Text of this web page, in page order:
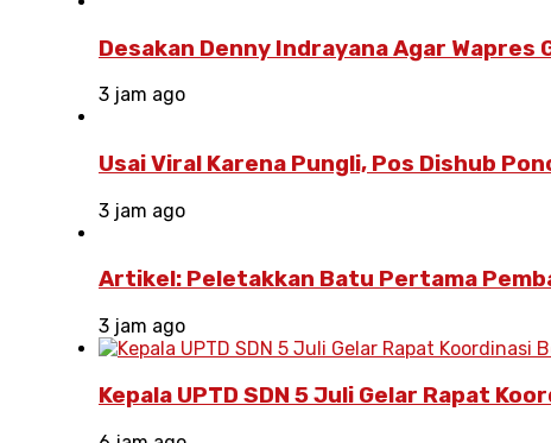
Desakan Denny Indrayana Agar Wapres
3 jam ago
Usai Viral Karena Pungli, Pos Dishub
3 jam ago
Artikel: Peletakkan Batu Pertama
3 jam ago
Kepala UPTD SDN 5 Juli Gelar Rapat